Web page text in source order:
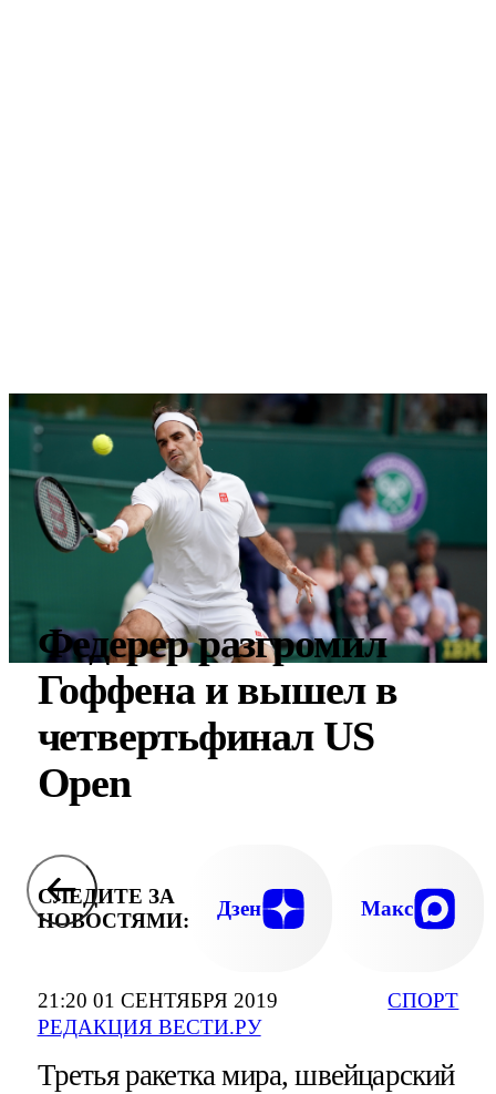
21:20 01 СЕНТЯБРЯ 2019
РЕДАКЦИЯ ВЕСТИ.РУ
СПОРТ
Федерер разгромил
Гоффена и вышел в
четвертьфинал US
Open
СЛЕДИТЕ ЗА
НОВОСТЯМИ:
Дзен Макс
Третья ракетка мира, швейцарский